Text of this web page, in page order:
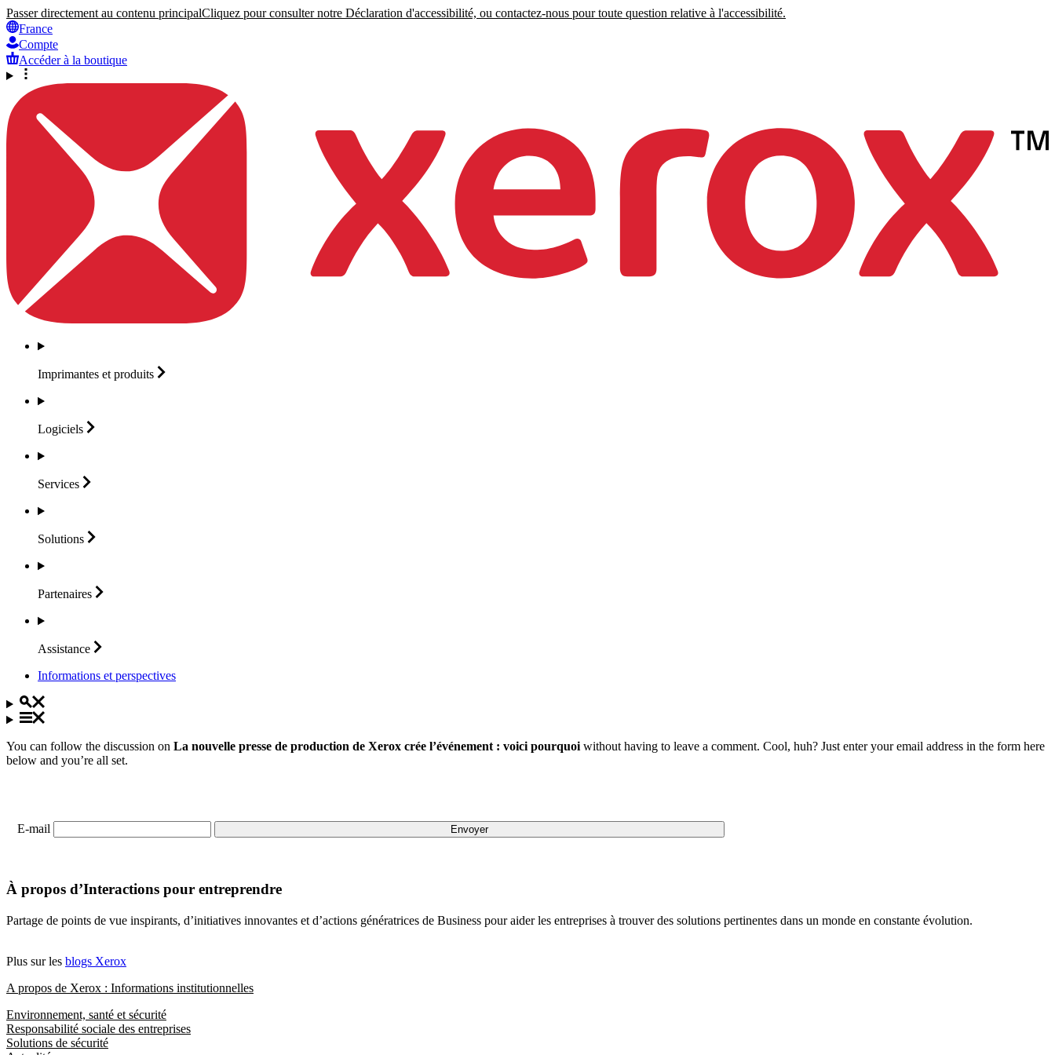
Passer directement au contenu principalCliquez pour consulter notre Déclaration d'accessibilité, ou contactez-nous pour toute question relative à l'accessibilité.
France
Compte
Accéder à la boutique
Imprimantes et produits
Logiciels
Services
Solutions
Partenaires
Assistance
Informations et perspectives
You can follow the discussion on La nouvelle presse de production de Xerox crée l’événement : voici pourquoi without having to leave a comment. Cool, huh? Just enter your email address in the form here
below and you’re all set.
E-mail
À propos d’Interactions pour entreprendre
Partage de points de vue inspirants, d’initiatives innovantes et d’actions génératrices de Business pour aider les entreprises à trouver des solutions pertinentes dans un monde en constante évolution.
Plus sur les blogs Xerox
A propos de Xerox : Informations institutionnelles
Environnement, santé et sécurité
Responsabilité sociale des entreprises
Solutions de sécurité